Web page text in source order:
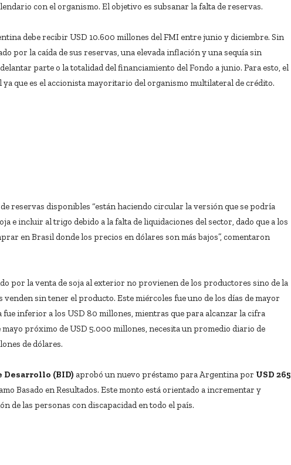
con el organismo. El objetivo es subsanar la falta de reservas.
debe recibir USD 10.600 millones del FMI entre junio y diciembre. Sin
por la caída de sus reservas, una elevada inflación y una sequía sin
parte o la totalidad del financiamiento del Fondo a junio. Para esto, el
ya que es el accionista mayoritario del organismo multilateral de crédito.
reservas disponibles “están haciendo circular la versión que se podría
e incluir al trigo debido a la falta de liquidaciones del sector, dado que a los
en Brasil donde los precios en dólares son más bajos”, comentaron
por la venta de soja al exterior no provienen de los productores sino de la
venden sin tener el producto. Este miércoles fue uno de los días de mayor
inferior a los USD 80 millones, mientras que para alcanzar la cifra
próximo de USD 5.000 millones, necesita un promedio diario de
de dólares.
Desarrollo (BID) aprobó un nuevo préstamo para Argentina por USD 265
Basado en Resultados. Este monto está orientado a incrementar y
de las personas con discapacidad en todo el país.